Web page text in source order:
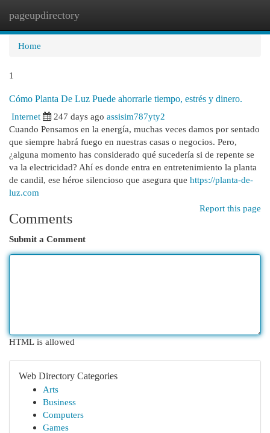
pageupdirectory
Home
1
Cómo Planta De Luz Puede ahorrarle tiempo, estrés y dinero.
Internet
247 days ago assisim787yty2
Cuando Pensamos en la energía, muchas veces damos por sentado
que siempre habrá fuego en nuestras casas o negocios. Pero,
¿alguna momento has considerado qué sucedería si de repente se
va la electricidad? Ahí es donde entra en entretenimiento la planta
de candil, ese héroe silencioso que asegura que https://planta-de-
luz.com
Report this page
Comments
Submit a Comment
HTML is allowed
Web Directory Categories
Arts
Business
Computers
Games